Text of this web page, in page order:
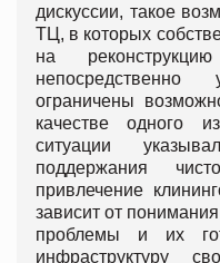
дискуссии, такое
ТЦ, в которых
на
ограничены
качестве одного
ситуации
поддержания
привлечение
зависит от
проблемы и их
инфраструктуру